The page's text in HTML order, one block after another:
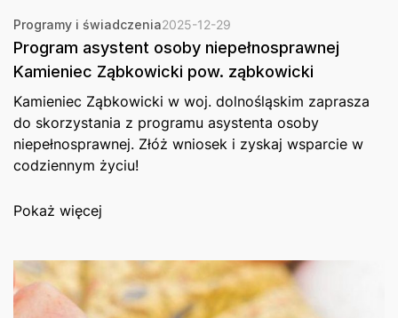
Programy i świadczenia2025-12-29
Program asystent osoby niepełnosprawnej
Kamieniec Ząbkowicki pow. ząbkowicki
Kamieniec Ząbkowicki w woj. dolnośląskim zaprasza
do skorzystania z programu asystenta osoby
niepełnosprawnej. Złóż wniosek i zyskaj wsparcie w
codziennym życiu!
Pokaż więcej